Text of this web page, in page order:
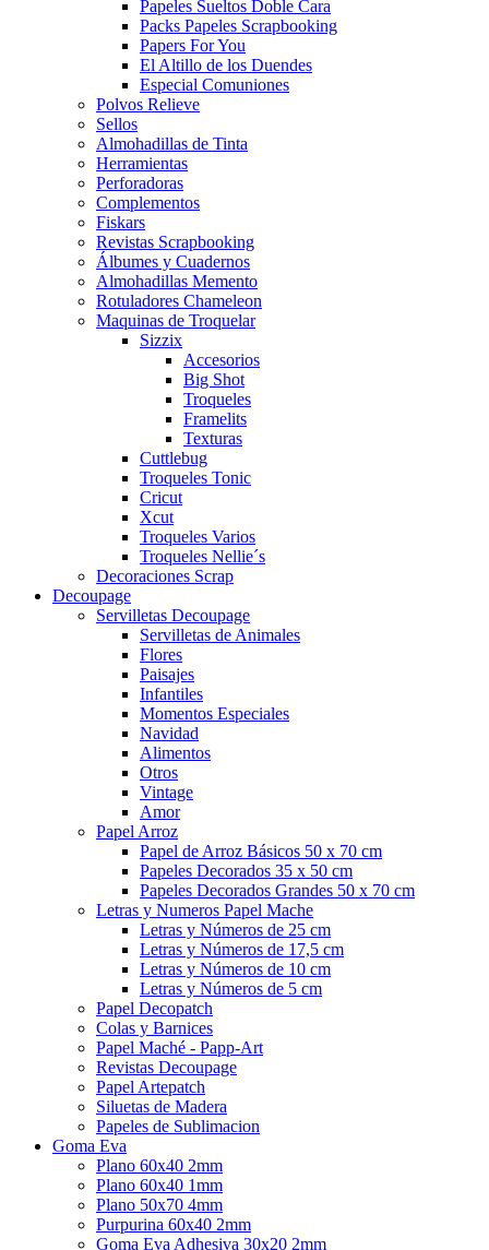
Papeles Sueltos Doble Cara
Packs Papeles Scrapbooking
Papers For You
El Altillo de los Duendes
Especial Comuniones
Polvos Relieve
Sellos
Almohadillas de Tinta
Herramientas
Perforadoras
Complementos
Fiskars
Revistas Scrapbooking
Álbumes y Cuadernos
Almohadillas Memento
Rotuladores Chameleon
Maquinas de Troquelar
Sizzix
Accesorios
Big Shot
Troqueles
Framelits
Texturas
Cuttlebug
Troqueles Tonic
Cricut
Xcut
Troqueles Varios
Troqueles Nellie´s
Decoraciones Scrap
Decoupage
Servilletas Decoupage
Servilletas de Animales
Flores
Paisajes
Infantiles
Momentos Especiales
Navidad
Alimentos
Otros
Vintage
Amor
Papel Arroz
Papel de Arroz Básicos 50 x 70 cm
Papeles Decorados 35 x 50 cm
Papeles Decorados Grandes 50 x 70 cm
Letras y Numeros Papel Mache
Letras y Números de 25 cm
Letras y Números de 17,5 cm
Letras y Números de 10 cm
Letras y Números de 5 cm
Papel Decopatch
Colas y Barnices
Papel Maché - Papp-Art
Revistas Decoupage
Papel Artepatch
Siluetas de Madera
Papeles de Sublimacion
Goma Eva
Plano 60x40 2mm
Plano 60x40 1mm
Plano 50x70 4mm
Purpurina 60x40 2mm
Goma Eva Adhesiva 30x20 2mm